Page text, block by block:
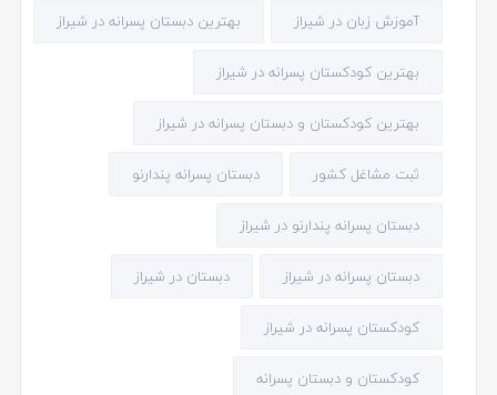
آموزش زبان در شیراز بهترین دبستان پسرانه در شیراز
بهترین کودکستان پسرانه در شیراز
بهترین کودکستان و دبستان پسرانه در شیراز
ثبت مشاغل کشور دبستان پسرانه پندارنو
دبستان پسرانه پندارنو در شیراز
دبستان پسرانه در شیراز دبستان در شیراز
کودکستان پسرانه در شیراز
کودکستان و دبستان پسرانه